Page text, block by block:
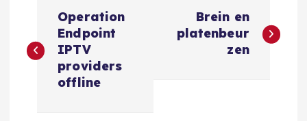
e
r
Operation
Endpoint
IPTV
providers
offline
Brein en
platenbeur
zen